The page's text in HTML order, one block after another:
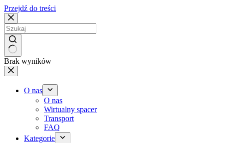
Przejdź do treści
Brak wyników
O nas
O nas
Wirtualny spacer
Transport
FAQ
Kategorie